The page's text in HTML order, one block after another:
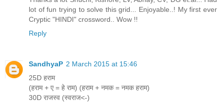
lot of fun trying to solve this grid... Enjoyable..! My first ever
Cryptic "HINDI" crossword.. Wow !!
Reply
SandhyaP 2 March 2015 at 15:46
25D हराम
(हराम + ए = हे राम) (हराम + नमक = नमक हराम)
30D राजस्व (स्वराज<-)